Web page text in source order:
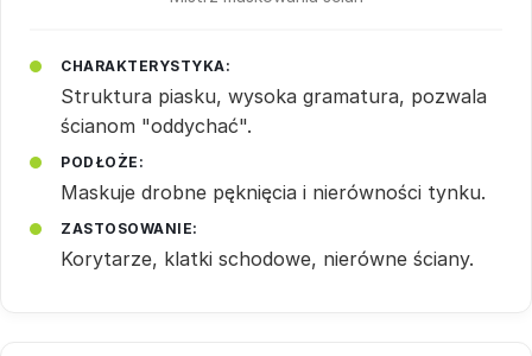
CHARAKTERYSTYKA:
Struktura piasku, wysoka gramatura, pozwala
ścianom "oddychać".
PODŁOŻE:
Maskuje drobne pęknięcia i nierówności tynku.
ZASTOSOWANIE:
Korytarze, klatki schodowe, nierówne ściany.